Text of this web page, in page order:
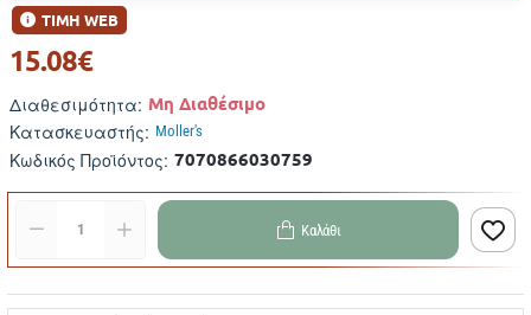
Διαθεσιμότητα: Μη Διαθέσιμο
Κατασκευαστής: Moller's
Κωδικός Προϊόντος: 7070866030759
ΤΙΜΗ WEB
15.08€
Καλάθι